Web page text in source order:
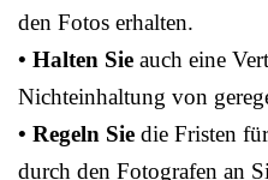
den Fotos erhalten.
• Halten Sie auch eine
Nichteinhaltung von
• Regeln Sie die Fristen
durch den Fotografen an